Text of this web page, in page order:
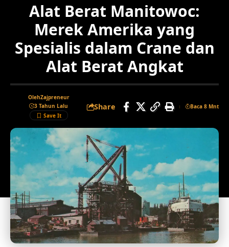
Alat Berat Manitowoc:
Merek Amerika yang
Spesialis dalam Crane dan
Alat Berat Angkat
OlehZajpreneur
3 Tahun Lalu
Share Baca 8 Mnt